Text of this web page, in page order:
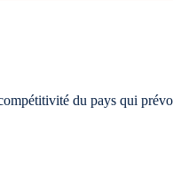
du pays qui